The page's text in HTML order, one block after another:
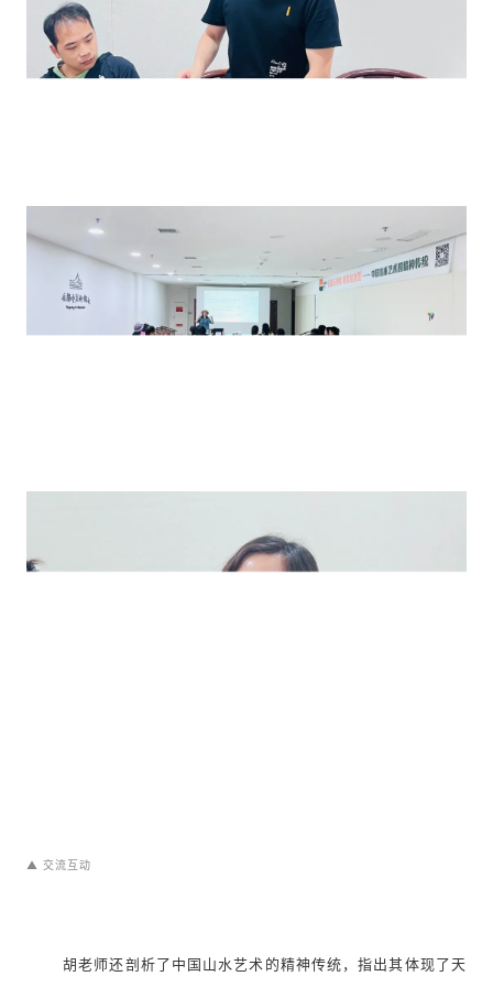
▲ 交流互动
胡老师还剖析了中国山水艺术的精神传统，指出其体现了天